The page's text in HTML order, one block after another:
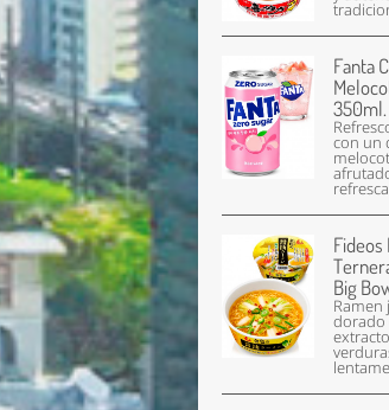
Fanta
350ml.
con un
Fideos
Big
Ramen
dorado